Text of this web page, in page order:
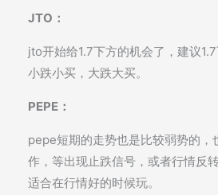
JTO：
jto开始给1.7下方的机会了，建议
小跌小买，大跌大买。
PEPE：
pepe短期的走势也是比较弱势的，
作，等出现止跌信号，或者行情反
适合在行情好的时候玩。